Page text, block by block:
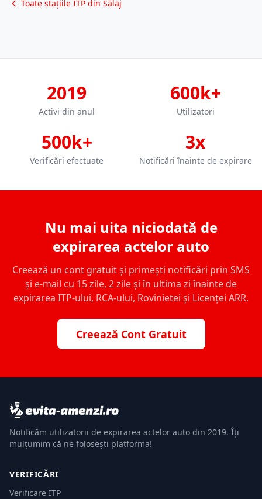
Toate stațiile ITP din Sălaj
2019
Activi din anul
600k+
Utilizatori
500k+
Verificări efectuate
3x
Notificări înainte de expirare
Nu mai uita niciodată de
expirarea actelor auto
Creează un cont gratuit și primești notificări prin SMS
și e-mail cu 15 zile, 2 zile și în ultima zi înainte de
expirarea ITP-ului, RCA-ului, Rovinietei și Licenței ARR.
Creează Cont Gratuit
Notificăm utilizatorii de expirarea actelor auto din 2019. Îți
mulțumim că ne folosești platforma!
VERIFICĂRI
Verificare ITP